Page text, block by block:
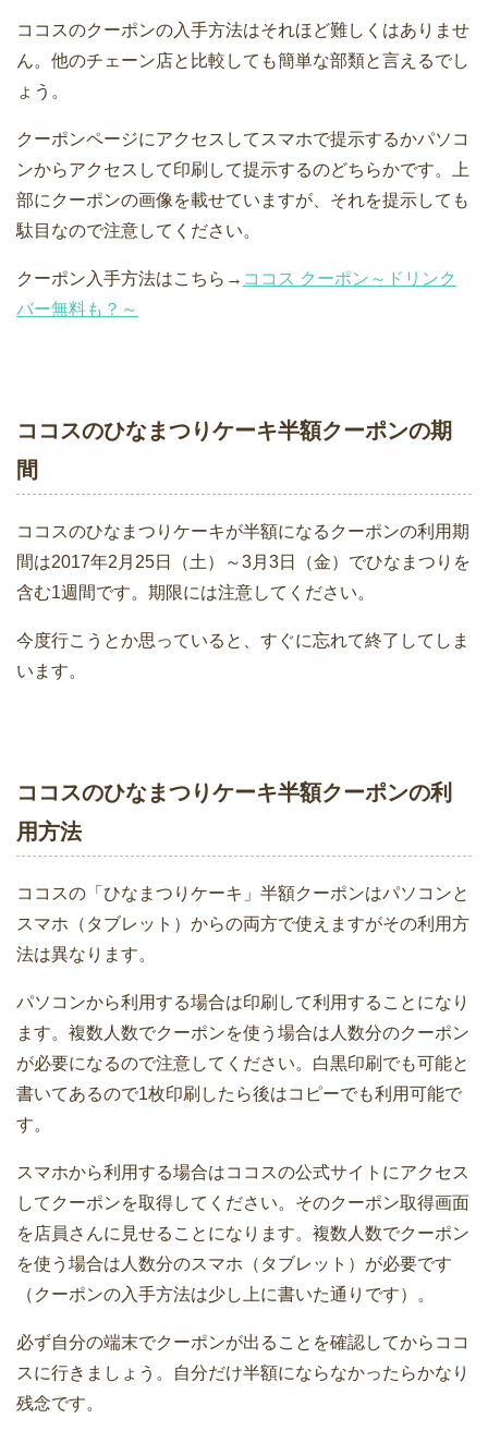
ココスのクーポンの入手方法はそれほど難しくはありませ
ん。他のチェーン店と比較しても簡単な部類と言えるでし
ょう。
クーポンページにアクセスしてスマホで提示するかパソコ
ンからアクセスして印刷して提示するのどちらかです。上
部にクーポンの画像を載せていますが、それを提示しても
駄目なので注意してください。
クーポン入手方法はこちら→ ココス クーポン～ドリンク
バー無料も？～
ココスのひなまつりケーキ半額クーポンの期
間
ココスのひなまつりケーキが半額になるクーポンの利用期
間は2017年2月25日（土）～3月3日（金）でひなまつりを
含む1週間です。期限には注意してください。
今度行こうとか思っていると、すぐに忘れて終了してしま
います。
ココスのひなまつりケーキ半額クーポンの利
用方法
ココスの「ひなまつりケーキ」半額クーポンはパソコンと
スマホ（タブレット）からの両方で使えますがその利用方
法は異なります。
パソコンから利用する場合は印刷して利用することになり
ます。複数人数でクーポンを使う場合は人数分のクーポン
が必要になるので注意してください。白黒印刷でも可能と
書いてあるので1枚印刷したら後はコピーでも利用可能で
す。
スマホから利用する場合はココスの公式サイトにアクセス
してクーポンを取得してください。そのクーポン取得画面
を店員さんに見せることになります。複数人数でクーポン
を使う場合は人数分のスマホ（タブレット）が必要です
（クーポンの入手方法は少し上に書いた通りです）。
必ず自分の端末でクーポンが出ることを確認してからココ
スに行きましょう。自分だけ半額にならなかったらかなり
残念です。